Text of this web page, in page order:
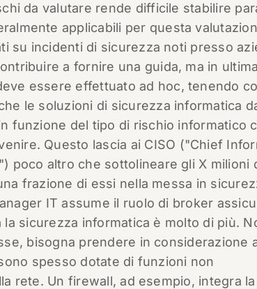
da valutare rende difficile stabilire
applicabili per questa
su incidenti di sicurezza noti presso
a fornire una guida, ma in
essere effettuato ad hoc, tenendo
le soluzioni di sicurezza informatica
funzione del tipo di rischio informatico
Questo lascia ai CISO ("Chief
poco altro che sottolineare gli X milioni
frazione di essi nella messa in
IT assume il ruolo di broker
sicurezza informatica è molto di più.
bisogna prendere in considerazione
spesso dotate di funzioni non
rete. Un firewall, ad esempio, integra